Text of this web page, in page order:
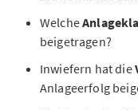
Welche
beigetragen?
Inwiefern hat die
Anlageerfolg